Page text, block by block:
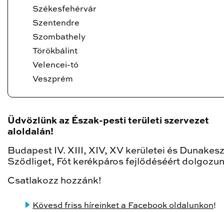
Székesfehérvár
Szentendre
Szombathely
Törökbálint
Velencei-tó
Veszprém
Üdvözlünk az Észak-pesti területi szervezet
aloldalán!
Budapest IV. XIII, XIV, XV kerületei és
Sződliget, Fót kerékpáros fejlődéséért
Csatlakozz hozzánk!
Kövesd friss híreinket a Facebook oldalunkon!